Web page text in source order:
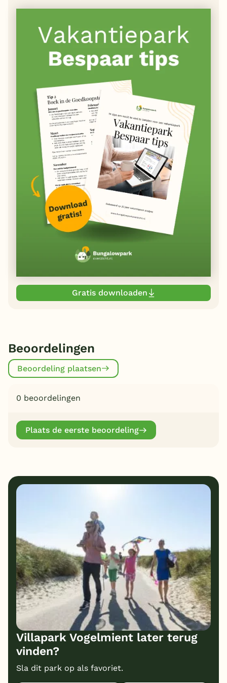
Gratis downloaden
Beoordelingen
Beoordeling plaatsen
0 beoordelingen
Plaats de eerste beoordeling
Villapark Vogelmient later terug
vinden?
Sla dit park op als favoriet.